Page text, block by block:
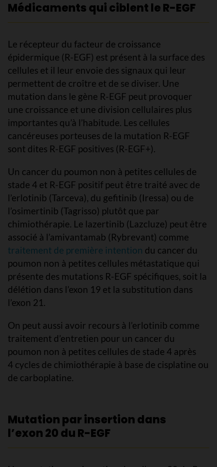
Médicaments qui ciblent le R-EGF
Le récepteur du facteur de croissance
épidermique (R-EGF) est présent à la surface des
cellules et il leur envoie des signaux qui leur
permettent de croître et de se diviser. Une
mutation dans le gène R-EGF peut provoquer
une croissance et une division cellulaires plus
importantes qu’à l’habitude. Les cellules
cancéreuses porteuses de la mutation R-EGF
sont dites R-EGF positives (R-EGF+).
Un cancer du poumon non à petites cellules de
stade 4 et R-EGF positif peut être traité avec de
l’erlotinib (Tarceva), du gefitinib (Iressa) ou de
l’osimertinib (Tagrisso) plutôt que par
chimiothérapie. Le lazertinib (Lazcluze) peut être
associé à l’amivantamab (Rybrevant) comme
traitement de première intention du cancer du
poumon non à petites cellules métastatique qui
présente des mutations R-EGF spécifiques, soit la
délétion dans l’exon 19 et la substitution dans
l’exon 21.
On peut aussi avoir recours à l’erlotinib comme
traitement d’entretien pour un cancer du
poumon non à petites cellules de stade 4 après
4 cycles de chimiothérapie à base de cisplatine ou
de carboplatine.
Mutation par insertion dans
l’exon 20 du R-EGF